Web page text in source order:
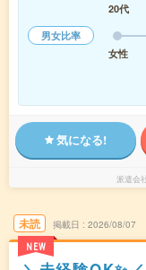
20代
男女比率
女性
気になる!
派遣会社
未読
NEW
掲載日 2026/08/07